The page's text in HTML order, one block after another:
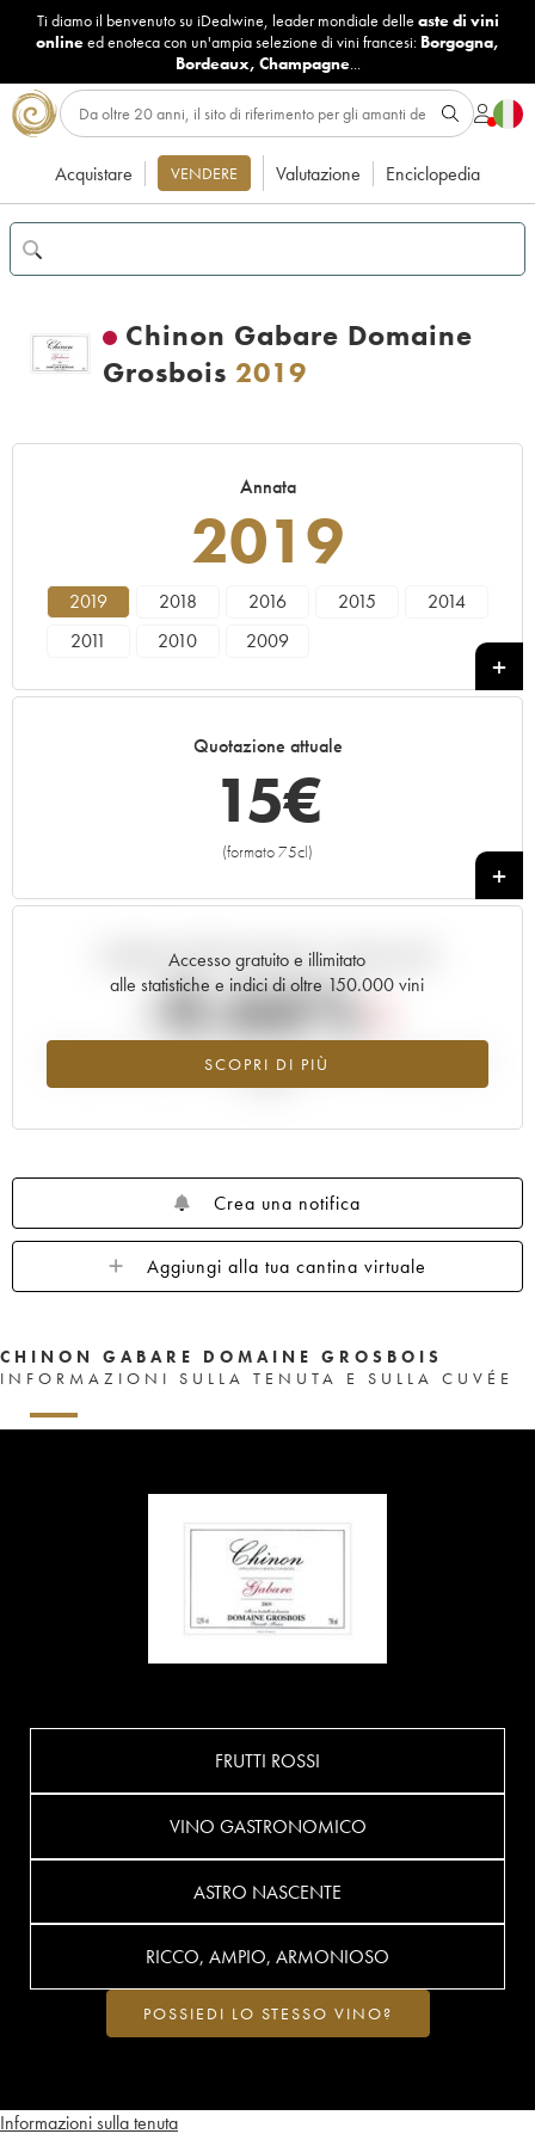
Ti diamo il benvenuto su iDealwine, leader mondiale delle aste di vini
onlineed enoteca con un'ampia selezione di vini francesi: Borgogna,
Bordeaux, Champagne...
Acquistare VENDERE Valutazione Enciclopedia
Chinon Gabare Domaine
Grosbois 2019
Annata
2019
2019 2018 2016 2015
2014
2011
2010 2009
Quotazione attuale
15€
(formato 75cl)
+
Accesso gratuito e illimitato
alle statistiche e indici di oltre 150.000 vini
SCOPRI DI PIÙ
Andamento della quotazione in tempo reale
-0.66%
Tendenza al ribasso per il valore dell'annata 2019 nel 2026 rispetto
Crea una notifica
Aggiungi alla tua cantina virtuale
CHINON GABARE DOMAINE GROSBOIS
INFORMAZIONI SULLA TENUTA E SULLA CUVÉE
Informazioni sulla tenuta
FRUTTI ROSSI
VINO GASTRONOMICO
ASTRO NASCENTE
RICCO, AMPIO, ARMONIOSO
POSSIEDI LO STESSO VINO?